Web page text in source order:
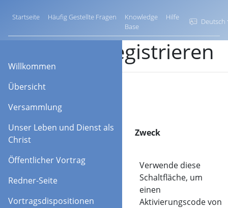
Startseite Häufig Gestellte Fragen
Knowledge
Base
Hilfe Deutsch
Willkommen
Übersicht
Versammlung
Unser Leben und Dienst als
Christ
Öffentlicher Vortrag
Redner-Seite
Vortragsdispositionen
KHS registrieren
Option Zweck
Du brauchst
Verwende diese
Schaltfläche, um
einen
Aktivierungscode von